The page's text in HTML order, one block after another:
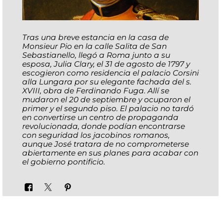
Tras una breve estancia en la casa de
Monsieur Pio en la calle Salita de San
Sebastianello, llegó a Roma junto a su
esposa, Julia Clary, el 31 de agosto de 1797 y
escogieron como residencia el palacio Corsini
alla Lungara por su elegante fachada del s.
XVIII, obra de Ferdinando Fuga. Allí se
mudaron el 20 de septiembre y ocuparon el
primer y el segundo piso. El palacio no tardó
en convertirse un centro de propaganda
revolucionada, donde podían encontrarse
con seguridad los jacobinos romanos,
aunque José tratara de no comprometerse
abiertamente en sus planes para acabar con
el gobierno pontificio.